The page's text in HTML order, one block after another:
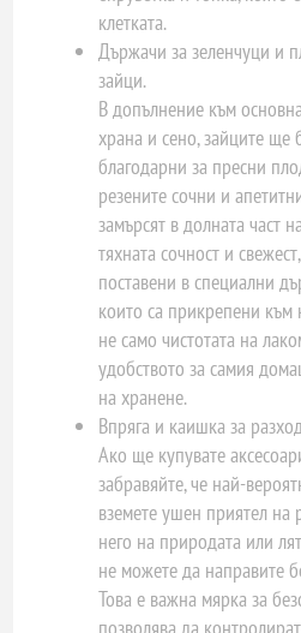
клетката.
Държачи за зеленчуци и
зайци.
В допълнение към
храна и сено, зайците ще
благодарни за пресни
резените сочни и
замърсят в долната част
тяхната сочност и
поставени в специални
които са прикрепени към
не само чистотата на
удобството за самия
на хранене.
Впряга и каишка за
Ако ще купувате
забравяйте, че най-
вземете ушен приятел на
него на природата или
не можете да направите
Това е важна мярка за